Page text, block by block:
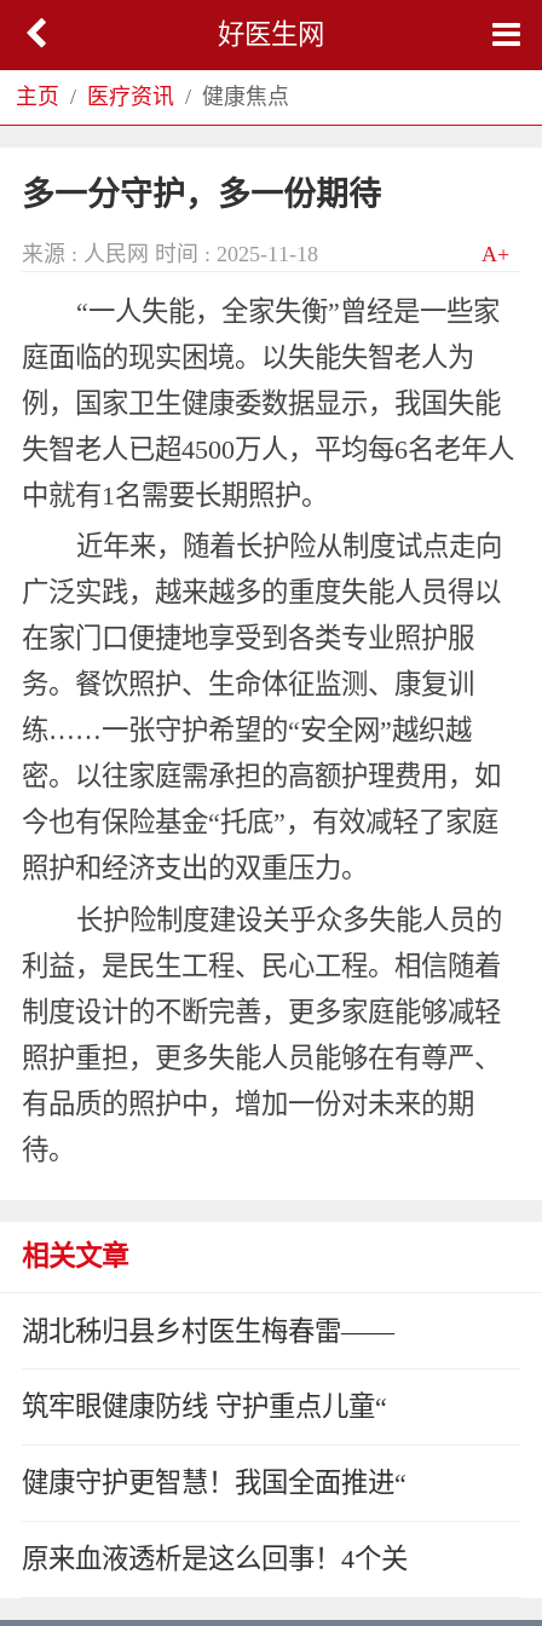
好医生网
主页 医疗资讯 健康焦点
多一分守护，多一份期待
来源 : 人民网 时间 : 2025-11-18 A+
“一人失能，全家失衡”曾经是一些家
庭面临的现实困境。以失能失智老人为
例，国家卫生健康委数据显示，我国失能
失智老人已超4500万人，平均每6名老年人
中就有1名需要长期照护。
近年来，随着长护险从制度试点走向
广泛实践，越来越多的重度失能人员得以
在家门口便捷地享受到各类专业照护服
务。餐饮照护、生命体征监测、康复训
练……一张守护希望的“安全网”越织越
密。以往家庭需承担的高额护理费用，如
今也有保险基金“托底”，有效减轻了家庭
照护和经济支出的双重压力。
长护险制度建设关乎众多失能人员的
利益，是民生工程、民心工程。相信随着
制度设计的不断完善，更多家庭能够减轻
照护重担，更多失能人员能够在有尊严、
有品质的照护中，增加一份对未来的期
待。
相关文章
湖北秭归县乡村医生梅春雷——
筑牢眼健康防线 守护重点儿童“
健康守护更智慧！我国全面推进“
原来血液透析是这么回事！4个关